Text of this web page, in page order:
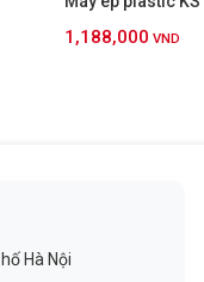
1,188,000 VND
Hà Nội